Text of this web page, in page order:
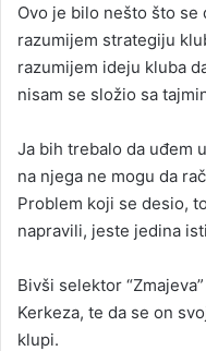
Ovo je bilo nešto što
razumijem strategiju
razumijem ideju kluba
nisam se složio sa
Ja bih trebalo da uđem
na njega ne mogu da
Problem koji se desio,
napravili, jeste jedina
Bivši selektor
Kerkeza, te da se on
klupi.